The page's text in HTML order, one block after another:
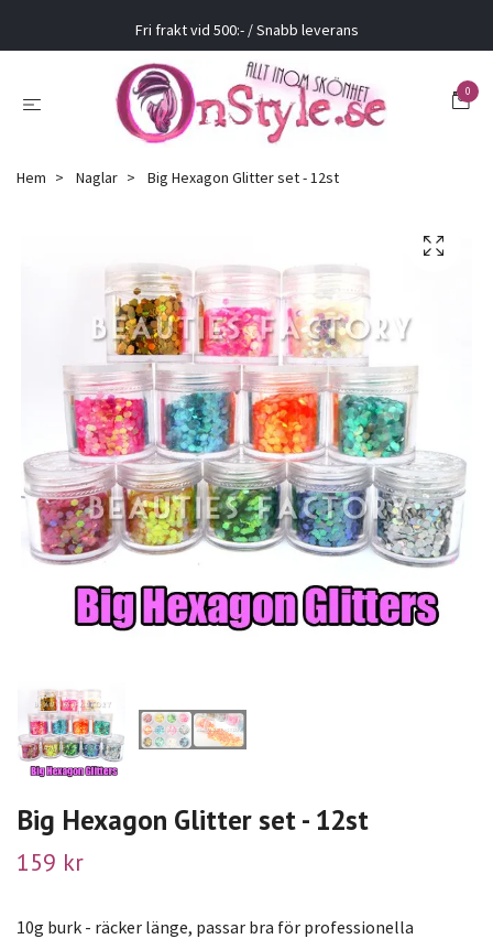
Fri frakt vid 500:- / Snabb leverans
0
Hem Naglar Big Hexagon Glitter set - 12st
Big Hexagon Glitter set - 12st
159 kr
10g burk - räcker länge, passar bra för professionella